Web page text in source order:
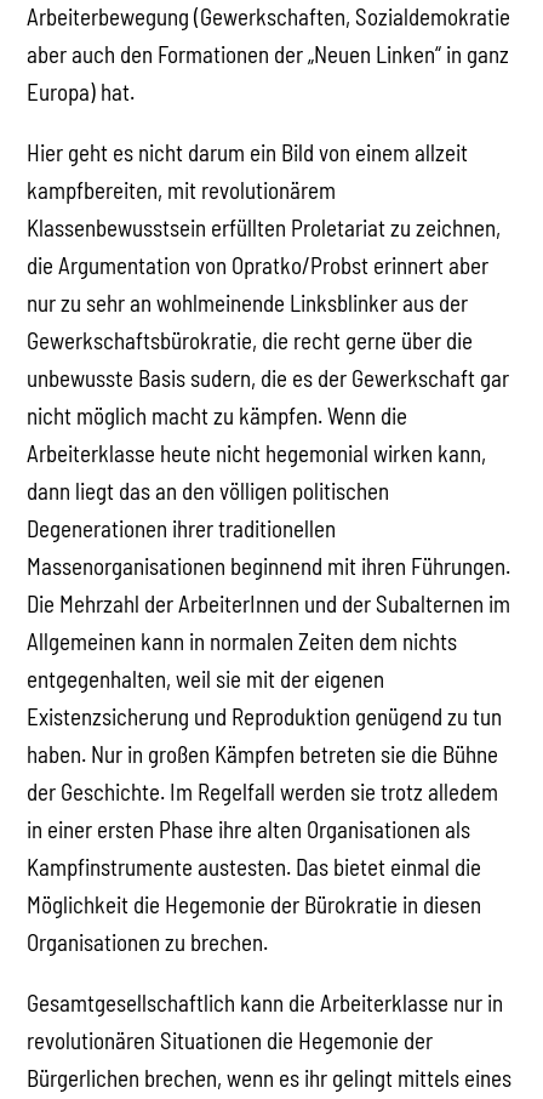
Arbeiterbewegung (Gewerkschaften, Sozialdemokratie
aber auch den Formationen der „Neuen Linken“ in ganz
Europa) hat.
Hier geht es nicht darum ein Bild von einem allzeit
kampfbereiten, mit revolutionärem
Klassenbewusstsein erfüllten Proletariat zu zeichnen,
die Argumentation von Opratko/Probst erinnert aber
nur zu sehr an wohlmeinende Linksblinker aus der
Gewerkschaftsbürokratie, die recht gerne über die
unbewusste Basis sudern, die es der Gewerkschaft gar
nicht möglich macht zu kämpfen. Wenn die
Arbeiterklasse heute nicht hegemonial wirken kann,
dann liegt das an den völligen politischen
Degenerationen ihrer traditionellen
Massenorganisationen beginnend mit ihren Führungen.
Die Mehrzahl der ArbeiterInnen und der Subalternen im
Allgemeinen kann in normalen Zeiten dem nichts
entgegenhalten, weil sie mit der eigenen
Existenzsicherung und Reproduktion genügend zu tun
haben. Nur in großen Kämpfen betreten sie die Bühne
der Geschichte. Im Regelfall werden sie trotz alledem
in einer ersten Phase ihre alten Organisationen als
Kampfinstrumente austesten. Das bietet einmal die
Möglichkeit die Hegemonie der Bürokratie in diesen
Organisationen zu brechen.
Gesamtgesellschaftlich kann die Arbeiterklasse nur in
revolutionären Situationen die Hegemonie der
Bürgerlichen brechen, wenn es ihr gelingt mittels eines